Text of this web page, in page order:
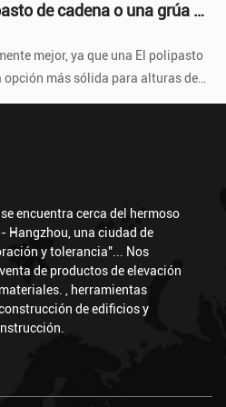
¿Qué es mejor, un polipasto de cadena o una grúa de cable?
ya que una El polipasto
opción más sólida para alturas de
de un polipasto de cadena?
varias ventajas clave sobre otros
carga en
con baterías y que utiliza un
eléctrico
encuentra cerca del hermoso
Hangzhou, una ciudad de
y tolerancia"... Nos
de productos de elevación
, herramientas
de edificios y